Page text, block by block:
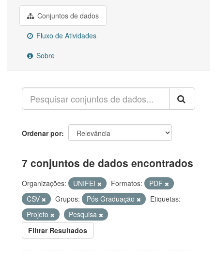
Conjuntos de dados
Fluxo de Atividades
Sobre
Ordenar por
7 conjuntos de dados encontrados
Organizações: UNIFEI Formatos:
PDF
CSV
Grupos: Pós Graduação
Etiquetas:
Projeto
Pesquisa
Filtrar Resultados